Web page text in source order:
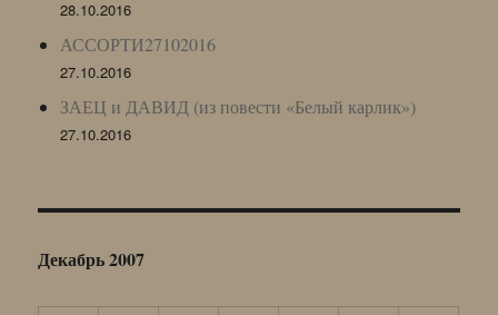
28.10.2016
АССОРТИ27102016
27.10.2016
ЗАЕЦ и ДАВИД (из повести «Белый карлик»)
27.10.2016
Декабрь 2007